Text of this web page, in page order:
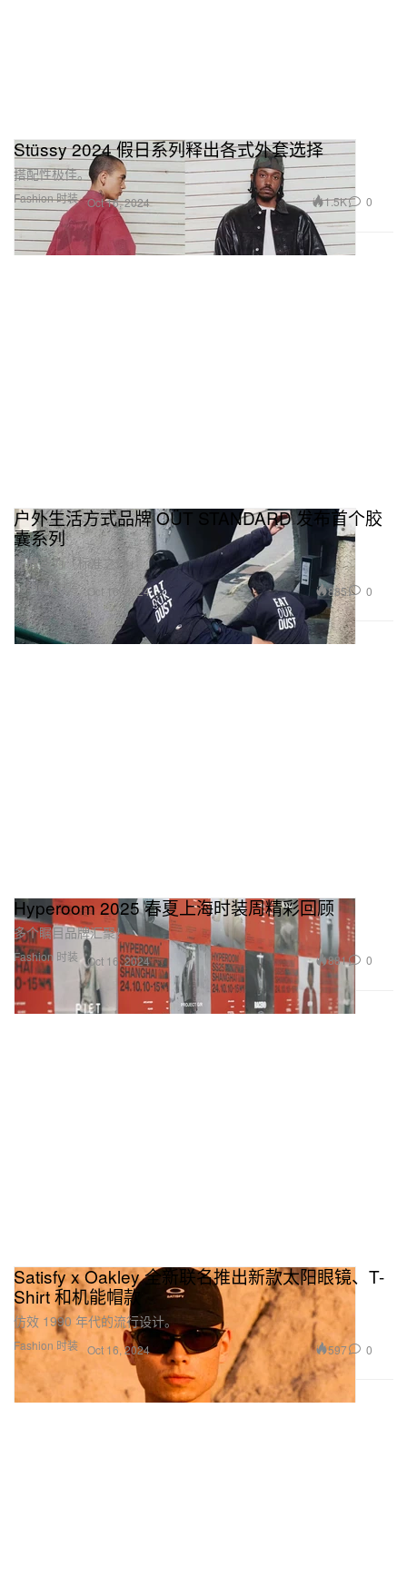
Fashion 时装
Stüssy 2024 假日系列释出各式外套选择
搭配性极佳。
Oct 16, 2024 1.5K 0
Fashion 时装
户外生活方式品牌 OÜT STANDARD 发布首个胶
囊系列
品牌意为「标准之外」
Oct 16, 2024 885 0
Fashion 时装
Hyperoom 2025 春夏上海时装周精彩回顾
多个瞩目品牌汇聚！
Oct 16, 2024 881 0
Fashion 时装
Satisfy x Oakley 全新联名推出新款太阳眼镜、T-
Shirt 和机能帽款
仿效 1990 年代的流行设计。
Oct 16, 2024 597 0